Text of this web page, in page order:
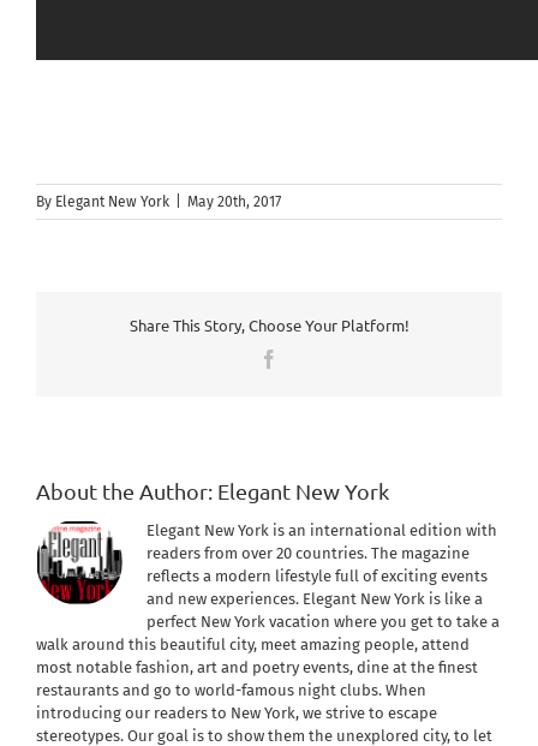
By Elegant New York May 20th, 2017
Share This Story, Choose Your Platform!
About the Author: Elegant New York
Elegant New York is an international edition with
readers from over 20 countries. The magazine
reflects a modern lifestyle full of exciting events
and new experiences. Elegant New York is like a
perfect New York vacation where you get to take a
walk around this beautiful city, meet amazing people, attend
most notable fashion, art and poetry events, dine at the finest
restaurants and go to world-famous night clubs. When
introducing our readers to New York, we strive to escape
stereotypes. Our goal is to show them the unexplored city, to let